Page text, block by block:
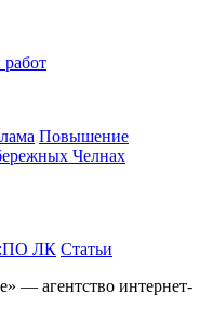
Повышение
Челнах
ЛК Статьи
— агентство интернет-